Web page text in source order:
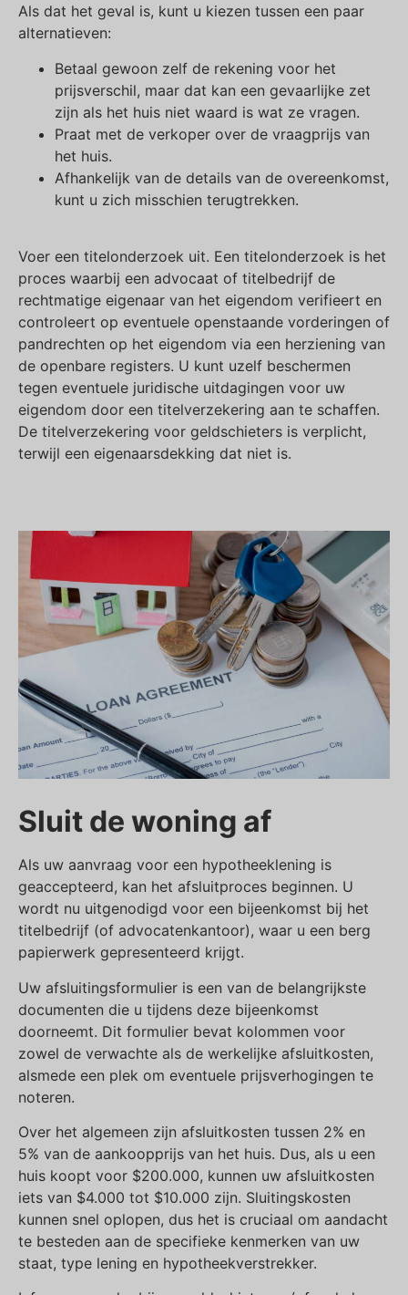
Als dat het geval is, kunt u kiezen tussen een paar
alternatieven:
Betaal gewoon zelf de rekening voor het
prijsverschil, maar dat kan een gevaarlijke zet
zijn als het huis niet waard is wat ze vragen.
Praat met de verkoper over de vraagprijs van
het huis.
Afhankelijk van de details van de overeenkomst,
kunt u zich misschien terugtrekken.
Voer een titelonderzoek uit. Een titelonderzoek is het
proces waarbij een advocaat of titelbedrijf de
rechtmatige eigenaar van het eigendom verifieert en
controleert op eventuele openstaande vorderingen of
pandrechten op het eigendom via een herziening van
de openbare registers. U kunt uzelf beschermen
tegen eventuele juridische uitdagingen voor uw
eigendom door een titelverzekering aan te schaffen.
De titelverzekering voor geldschieters is verplicht,
terwijl een eigenaarsdekking dat niet is.
Sluit de woning af
Als uw aanvraag voor een hypotheeklening is
geaccepteerd, kan het afsluitproces beginnen. U
wordt nu uitgenodigd voor een bijeenkomst bij het
titelbedrijf (of advocatenkantoor), waar u een berg
papierwerk gepresenteerd krijgt.
Uw afsluitingsformulier is een van de belangrijkste
documenten die u tijdens deze bijeenkomst
doorneemt. Dit formulier bevat kolommen voor
zowel de verwachte als de werkelijke afsluitkosten,
alsmede een plek om eventuele prijsverhogingen te
noteren.
Over het algemeen zijn afsluitkosten tussen 2% en
5% van de aankoopprijs van het huis. Dus, als u een
huis koopt voor $200.000, kunnen uw afsluitkosten
iets van $4.000 tot $10.000 zijn. Sluitingskosten
kunnen snel oplopen, dus het is cruciaal om aandacht
te besteden aan de specifieke kenmerken van uw
staat, type lening en hypotheekverstrekker.